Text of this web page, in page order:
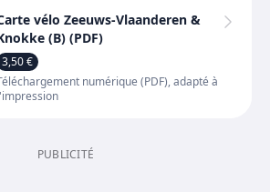
vélo Zeeuws-Vlaanderen &
(B) (PDF)
3,50 €
numérique (PDF), adapté à
PUBLICITÉ